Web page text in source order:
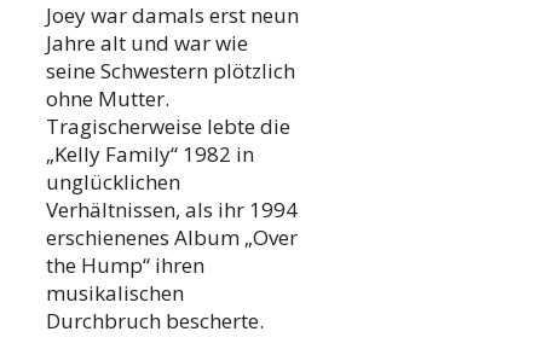
Joey war damals erst neun
Jahre alt und war wie
seine Schwestern plötzlich
ohne Mutter.
Tragischerweise lebte die
„Kelly Family“ 1982 in
unglücklichen
Verhältnissen, als ihr 1994
erschienenes Album „Over
the Hump“ ihren
musikalischen
Durchbruch bescherte.